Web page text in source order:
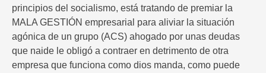
principios del socialismo, está tratando de premiar la
MALA GESTIÓN empresarial para aliviar la situación
agónica de un grupo (ACS) ahogado por unas deudas
que naide le obligó a contraer en detrimento de otra
empresa que funciona como dios manda, como puede